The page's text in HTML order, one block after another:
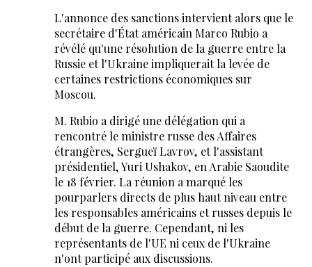
L'annonce des sanctions intervient alors que le
secrétaire d'État américain Marco Rubio a
révélé qu'une résolution de la guerre entre la
Russie et l'Ukraine impliquerait la levée de
certaines restrictions économiques sur
Moscou.
M. Rubio a dirigé une délégation qui a
rencontré le ministre russe des Affaires
étrangères, Sergueï Lavrov, et l'assistant
présidentiel, Yuri Ushakov, en Arabie Saoudite
le 18 février. La réunion a marqué les
pourparlers directs de plus haut niveau entre
les responsables américains et russes depuis le
début de la guerre. Cependant, ni les
représentants de l'UE ni ceux de l'Ukraine
n'ont participé aux discussions.